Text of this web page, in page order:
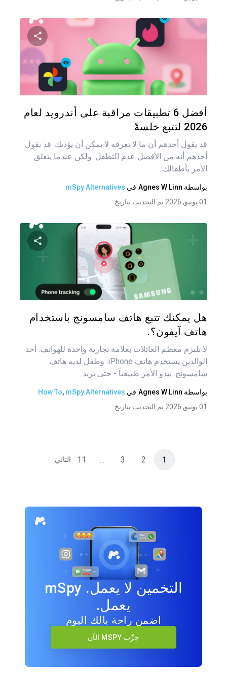
شارك
أفضل 6 تطبيقات مراقبة على أندرويد لعام
2026 لتتبع خلسةً
قد يقول أحدهم أن ما لا تعرفه لا يمكن أن يؤذيك. قد يقول
أحدهم أنه من الأفضل عدم التطفل. ولكن عندما يتعلق
الأمر بأطفالك...
بواسطة Agnes W Linn في mSpy Alternatives
01 يونيو, 2026 تم التحديث بتاريخ
هل يمكنك تتبع هاتف سامسونج باستخدام
هاتف آيفون؟.
لا تلتزم معظم العائلات بعلامة تجارية واحدة للهواتف. أحد
الوالدين يستخدم هاتف iPhone. وطفل لديه هاتف
سامسونج. يبدو الأمر طبيعياً - حتى تريد...
بواسطة Agnes W Linn في How To, mSpy Alternatives
01 يونيو, 2026 تم التحديث بتاريخ
1
2
3
...
11 التالي
التخمين لا يعمل. mSpy
يعمل.
اضمن راحة بالك اليوم
جرِّب MSPY الآن